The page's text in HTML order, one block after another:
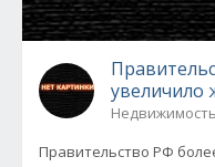
увеличило
Недвижимость
Правительство РФ